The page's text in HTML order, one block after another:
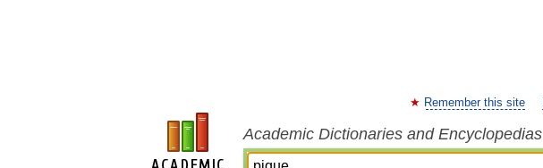
Remember this site
Academic Dictionaries and Encyclopedias